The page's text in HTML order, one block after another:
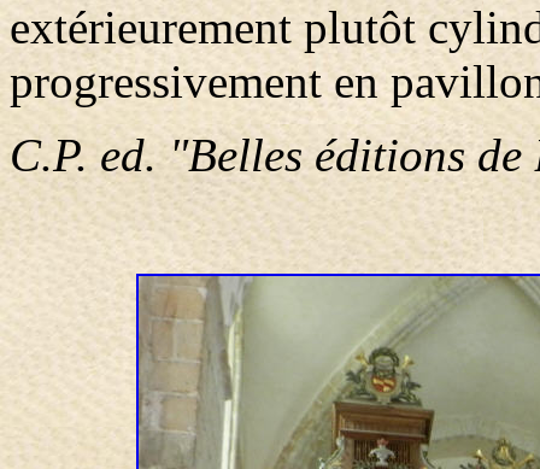
extérieurement plutôt
progressivement en
C.P. ed. "Belles éditions